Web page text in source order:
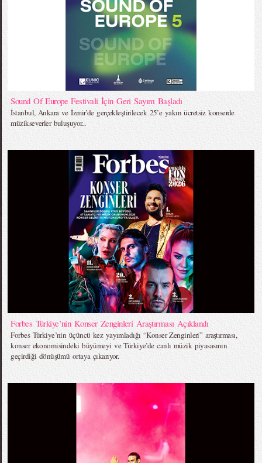
Sound Of Europe Festivali İçin Geri Sayım Başladı
İstanbul, Ankara ve İzmir’de gerçekleştirilecek 25’e yakın ücretsiz konserde
müzikseverler buluşuyor...
Forbes Türkiye’nin Konser Zenginleri Araştırması Açıklandı
Forbes Türkiye’nin üçüncü kez yayımladığı “Konser Zenginleri” araştırması,
konser ekonomisindeki büyümeyi ve Türkiye’de canlı müzik piyasasının
geçirdiği dönüşümü ortaya çıkarıyor.